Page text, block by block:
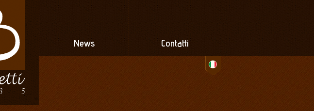
News Contatti